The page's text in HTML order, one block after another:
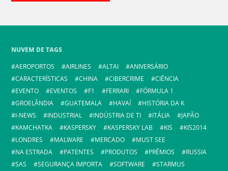
NUVEM DE TAGS
AEROPORTOS
AIRLINES ALTAI
ANIVERSÁRIO
CARACTERÍSTICAS
CHINA CIBERCRIME
CIÊNCIA
EVENTO
EVENTOS F1 FERRARI
FÓRMULA 1
GROELÂNDIA
GUATEMALA HAVAÍ
HISTÓRIA DA K
I-NEWS
INDUSTRIAL INDÚSTRIA DE TI ITÁLIA
JAPÃO
KAMCHATKA
KASPERSKY KASPERSKY LAB KIS
KIS2014
LONDRES
MALWARE MERCADO
MUST SEE
NA ESTRADA
PATENTES PRODUTOS PRÊMIOS
RUSSIA
SAS
SEGURANÇA IMPORTA SOFTWARE
STARMUS